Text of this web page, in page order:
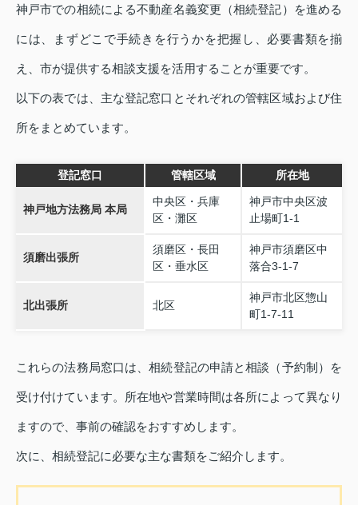
神戸市での相続による不動産名義変更（相続登記）を進める
には、まずどこで手続きを行うかを把握し、必要書類を揃
え、市が提供する相談支援を活用することが重要です。
以下の表では、主な登記窓口とそれぞれの管轄区域および住
所をまとめています。
登記窓口 管轄区域 所在地
神戸地方法務局 本局
中央区・兵庫
区・灘区
神戸市中央区波
止場町1‑1
須磨出張所
須磨区・長田
区・垂水区
神戸市須磨区中
落合3‑1‑7
北出張所 北区
神戸市北区惣山
町1‑7‑11
これらの法務局窓口は、相続登記の申請と相談（予約制）を
受け付けています。所在地や営業時間は各所によって異なり
ますので、事前の確認をおすすめします。
次に、相続登記に必要な主な書類をご紹介します。